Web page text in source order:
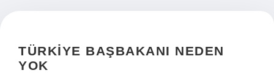
TÜRKIYE BAŞBAKANI NEDEN
YOK